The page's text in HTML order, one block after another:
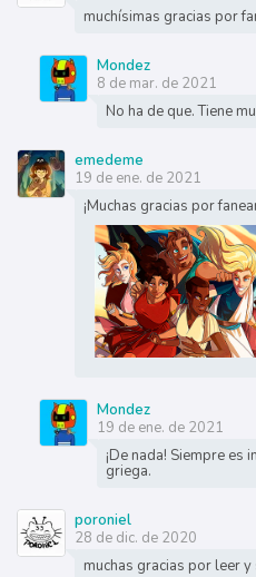
muchísimas gracias por
Mondez
8 de mar. de 2021
No ha de que. Tiene
emedeme
19 de ene. de 2021
¡Muchas gracias por
Mondez
19 de ene. de 2021
¡De nada! Siempre
griega.
poroniel
28 de dic. de 2020
muchas gracias por leer y